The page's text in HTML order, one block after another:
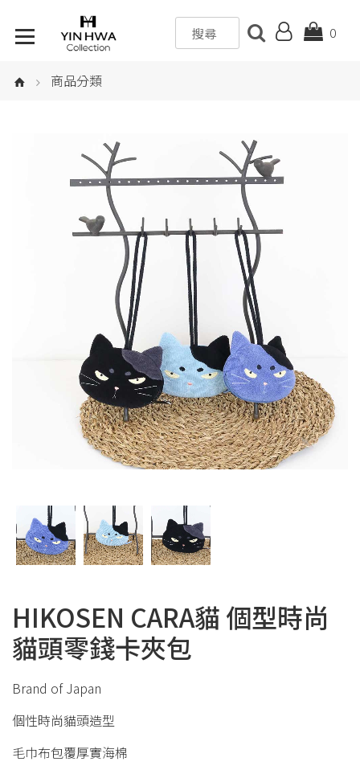
0
商品分類
HIKOSEN CARA貓 個型時尚
貓頭零錢卡夾包
Brand of Japan
個性時尚貓頭造型
毛巾布包覆厚實海棉